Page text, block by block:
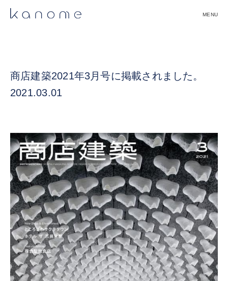
content
商店建築2021年3月号に掲載されました。
2021.03.01